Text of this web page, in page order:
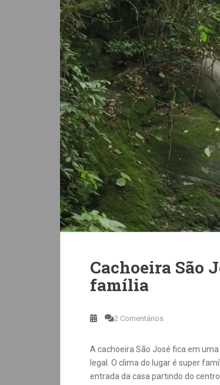
Cachoeira São
família
2 Comentários
A cachoeira São José fica em
legal. O clima do lugar é super
entrada da casa partindo do